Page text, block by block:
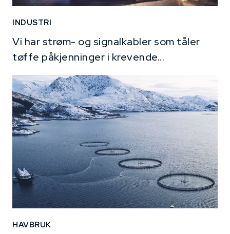
INDUSTRI
Vi har strøm- og signalkabler som tåler
tøffe påkjenninger i krevende...
HAVBRUK